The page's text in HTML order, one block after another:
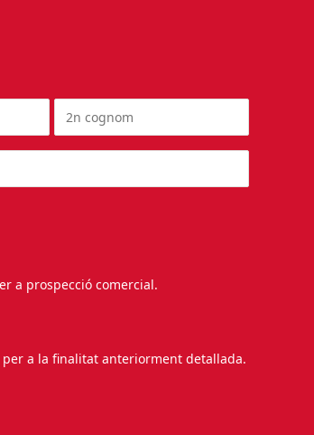
a prospecció comercial.
a la finalitat anteriorment detallada.